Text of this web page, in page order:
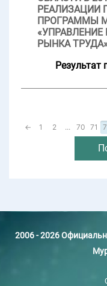
РЕАЛИЗАЦИИ
ПРОГРАММЫ
РЫНКА
Результат
← 1 2 ... 70 71
2006 - 2026